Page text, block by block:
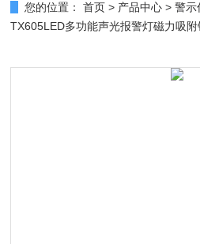
您的位置： 首页 > 产品中心 >警示
TX605LED多功能声光报警灯磁力吸